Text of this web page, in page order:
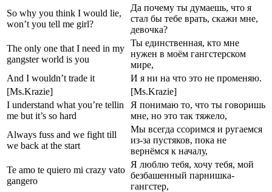
So why you think I would lie,
won’t you tell me girl?
Да почему ты думаешь, что я
стал бы тебе врать, скажи мне,
девочка?
The only one that I need in my
gangster world is you
Ты единственная, кто мне
нужен в моём гангстерском
мире,
And I wouldn’t trade it
И я ни на что это не променяю.
[Ms.Krazie]
[Ms.Krazie]
I understand what you’re tellin
me but it’s so hard
Я понимаю то, что ты говоришь
мне, но это так тяжело,
Always fuss and we fight till
we back at the start
Мы всегда ссоримся и ругаемся
из-за пустяков, пока не
вернёмся к началу,
Te amo te quiero mi crazy vato
gangero
Я люблю тебя, хочу тебя, мой
безбашенный парнишка-
гангстер,